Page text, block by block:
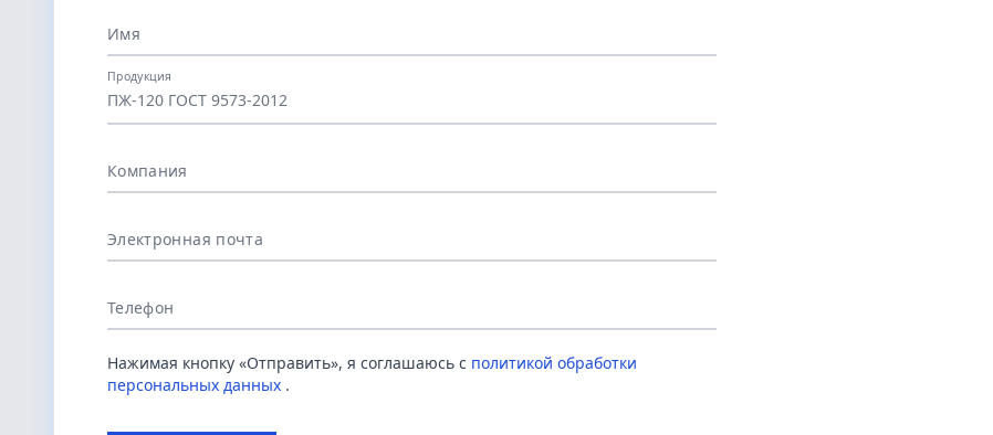
Имя
ПЖ-120 ГОСТ 9573-2012
Продукция
Компания
Электронная почта
Телефон
Нажимая кнопку «Отправить», я соглашаюсь с политикой обработки
персональных данных .